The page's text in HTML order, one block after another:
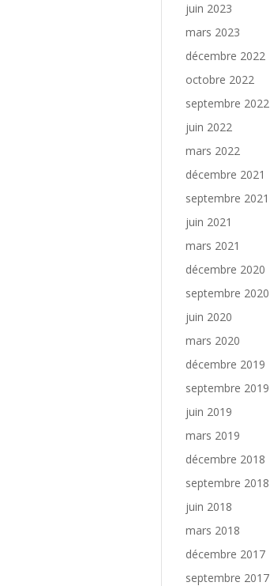
juin 2023
mars 2023
décembre 2022
octobre 2022
septembre 2022
juin 2022
mars 2022
décembre 2021
septembre 2021
juin 2021
mars 2021
décembre 2020
septembre 2020
juin 2020
mars 2020
décembre 2019
septembre 2019
juin 2019
mars 2019
décembre 2018
septembre 2018
juin 2018
mars 2018
décembre 2017
septembre 2017